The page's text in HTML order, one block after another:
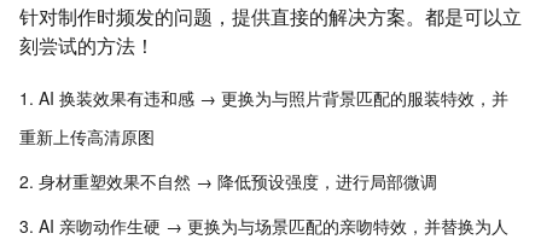
针对制作时频发的问题，提供直接的解决方案。都是可以立
刻尝试的方法！
AI 换装效果有违和感 → 更换为与照片背景匹配的服装特效，并
重新上传高清原图
身材重塑效果不自然 → 降低预设强度，进行局部微调
AI 亲吻动作生硬 → 更换为与场景匹配的亲吻特效，并替换为人